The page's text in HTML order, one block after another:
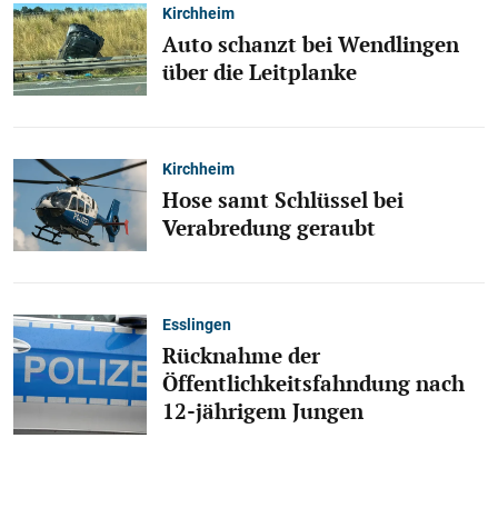
Kirchheim
Auto schanzt bei Wendlingen
über die Leitplanke
Kirchheim
Hose samt Schlüssel bei
Verabredung geraubt
Esslingen
Rücknahme der
Öffentlichkeitsfahndung nach
12-jährigem Jungen